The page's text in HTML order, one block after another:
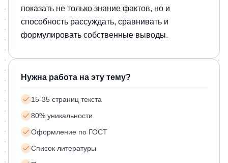
показать не только знание фактов, но и
способность рассуждать, сравнивать и
формулировать собственные выводы.
Нужна работа на эту тему?
15-35 страниц текста
80% уникальности
Оформление по ГОСТ
Список литературы